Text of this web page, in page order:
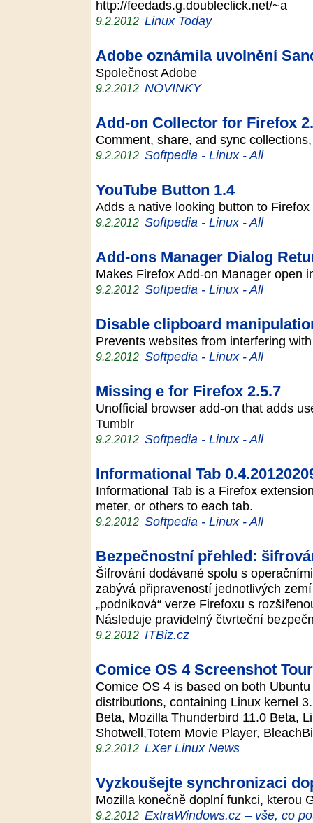
http://feedads.g.doubleclick.net/~a
9.2.2012 Linux Today
Adobe oznámila uvolnění
Společnost Adobe
9.2.2012 NOVINKY
Add-on Collector for Firefox
Comment, share, and sync
9.2.2012 Softpedia - Linux - All
YouTube Button 1.4
Adds a native looking button to
9.2.2012 Softpedia - Linux - All
Add-ons Manager Dialog
Makes Firefox Add-on Manager
9.2.2012 Softpedia - Linux - All
Disable clipboard
Prevents websites from interfering
9.2.2012 Softpedia - Linux - All
Missing e for Firefox 2.5.7
Unofficial browser add-on that adds
Tumblr
9.2.2012 Softpedia - Linux - All
Informational Tab
Informational Tab is a Firefox
meter, or others to each tab.
9.2.2012 Softpedia - Linux - All
Bezpečnostní přehled:
Šifrování dodávané spolu s
zabývá připraveností jednotlivých
„podniková“ verze Firefoxu s
Následuje pravidelný čtvrteční
9.2.2012 ITBiz.cz
Comice OS 4 Screenshot Tour
Comice OS 4 is based on both
distributions, containing Linux kernel
Beta, Mozilla Thunderbird 11.0 Beta,
Shotwell,Totem Movie Player,
9.2.2012 LXer Linux News
Vyzkoušejte synchronizaci
Mozilla konečně doplní funkci, kterou
9.2.2012 ExtraWindows.cz – vše, co